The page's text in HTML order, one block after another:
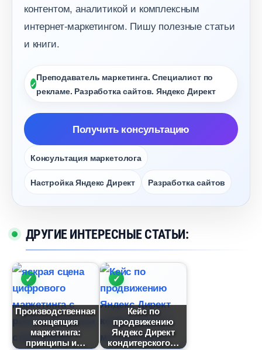
контентом, аналитикой и комплексным
интернет-маркетингом. Пишу полезные статьи
и книги.
Преподаватель маркетинга. Специалист по
рекламе. Разработка сайтов. Яндекс Директ
Получить консультацию
Консультация маркетолога
Настройка Яндекс Директ Разработка сайто
ДРУГИЕ ИНТЕРЕСНЫЕ СТАТЬИ:
Производственная
концепция
маркетинга:
принципы и
Кейс по
продвижению
Яндекс Директ
кондитерского